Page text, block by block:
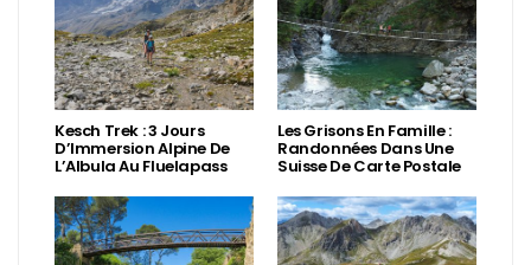
Kesch Trek : 3 Jours
D’Immersion Alpine De
L’Albula Au Fluelapass
Les Grisons En Famille :
Randonnées Dans Une
Suisse De Carte Postale